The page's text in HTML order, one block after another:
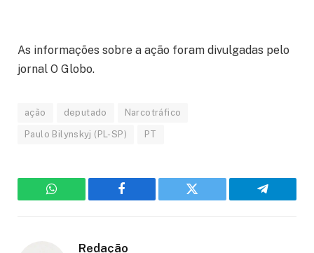
As informações sobre a ação foram divulgadas pelo
jornal O Globo.
ação deputado Narcotráfico
Paulo Bilynskyj (PL-SP) PT
WhatsApp Facebook Twitter Telegram
Redação